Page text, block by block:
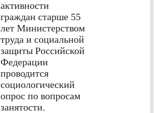
активности
граждан старше 55
лет Министерством
труда и социальной
защиты Российской
Федерации
проводится
социологический
опрос по вопросам
занятости.